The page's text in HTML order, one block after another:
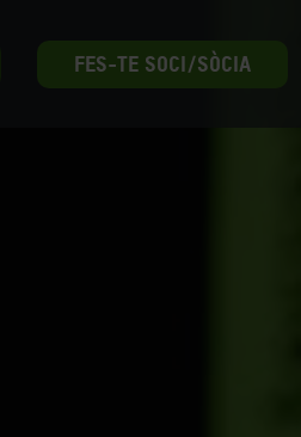
FES-TE SOCI/SÒCIA